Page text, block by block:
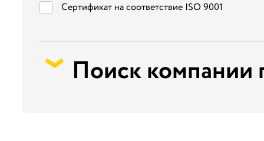
Сертификат на соответствие ISO 9001
Поиск компании